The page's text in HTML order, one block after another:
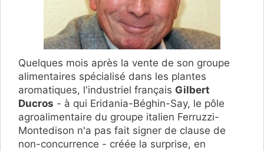
Quelques mois après la vente de son groupe
alimentaires spécialisé dans les plantes
aromatiques, l'industriel français Gilbert
Ducros - à qui Eridania-Béghin-Say, le pôle
agroalimentaire du groupe italien Ferruzzi-
Montedison n'a pas fait signer de clause de
non-concurrence - créée la surprise, en